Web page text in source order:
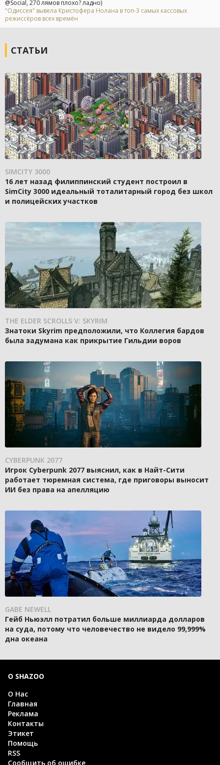
@Social, 270 лямов плохо? ладно)
"Одиссея" вывела Кристофера Нолана в топ-3 самых кассовых
режиссёров всех времён
СТАТЬИ
SIMCITY 3000
16 лет назад филиппинский студент построил в
SimCity 3000 идеальный тоталитарный город без школ
и полицейских участков
THE ELDER SCROLLS V: SKYRIM
Знатоки Skyrim предположили, что Коллегия бардов
была задумана как прикрытие Гильдии воров
CYBERPUNK 2077
Игрок Cyberpunk 2077 выяснил, как в Найт-Сити
работает тюремная система, где приговоры выносит
ИИ без права на апелляцию
GABE NEWELL
Гейб Ньюэлл потратил больше миллиарда долларов
на суда, потому что человечество не видело 99,999%
дна океана
О SHAZOO
О Нас
Главная
Реклама
Контакты
Этикет
Помощь
RSS
Сообщить об ошибке